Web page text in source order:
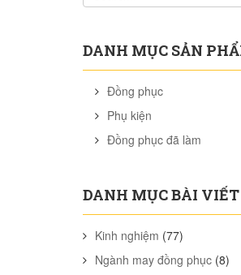
DANH MỤC SẢN
Đồng phục
Phụ kiện
Đồng phục đã làm
DANH MỤC BÀI VIẾT
Kinh nghiệm (77)
Ngành may đồng phục (8)